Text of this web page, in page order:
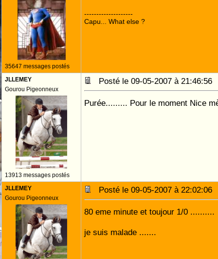
35647 messages postés
--------------------
Capu... What else ?
JLLEMEY
Gourou Pigeonneux
13913 messages postés
Posté le 09-05-2007 à
Purée......... Pour le moment Nice
JLLEMEY
Gourou Pigeonneux
Posté le 09-05-2007 à
80 eme minute et toujour 1/0 ..........
je suis malade .......